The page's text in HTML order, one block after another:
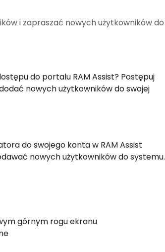
i zapraszać nowych użytkowników do
do portalu RAM Assist? Postępuj
nowych użytkowników do swojej
do swojego konta w RAM Assist
nowych użytkowników do systemu.
górnym rogu ekranu